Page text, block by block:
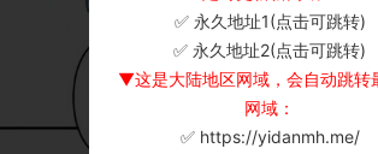
✅ 永久地址1(点击可跳转)
✅ 永久地址2(点击可跳转)
▼这是大陆地区网域，会自动跳转
网域：
✅ https://yidanmh.me/